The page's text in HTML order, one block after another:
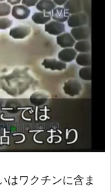
はワクチンに含ま